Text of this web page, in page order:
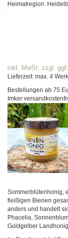
Heimatregion:
inkl. MwSt, zzgl.
Lieferzeit: max. 4
Bestellungen ab 75
Imker
Sommerblütenhonig,
fleißigen Bienen
anders und handelt
Phacelia,
Goldgelber